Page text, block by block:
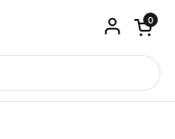
Warenkorb
0